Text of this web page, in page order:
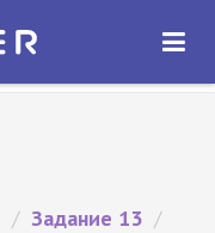
ОТКРЫТЬ
/ Задание 13 /